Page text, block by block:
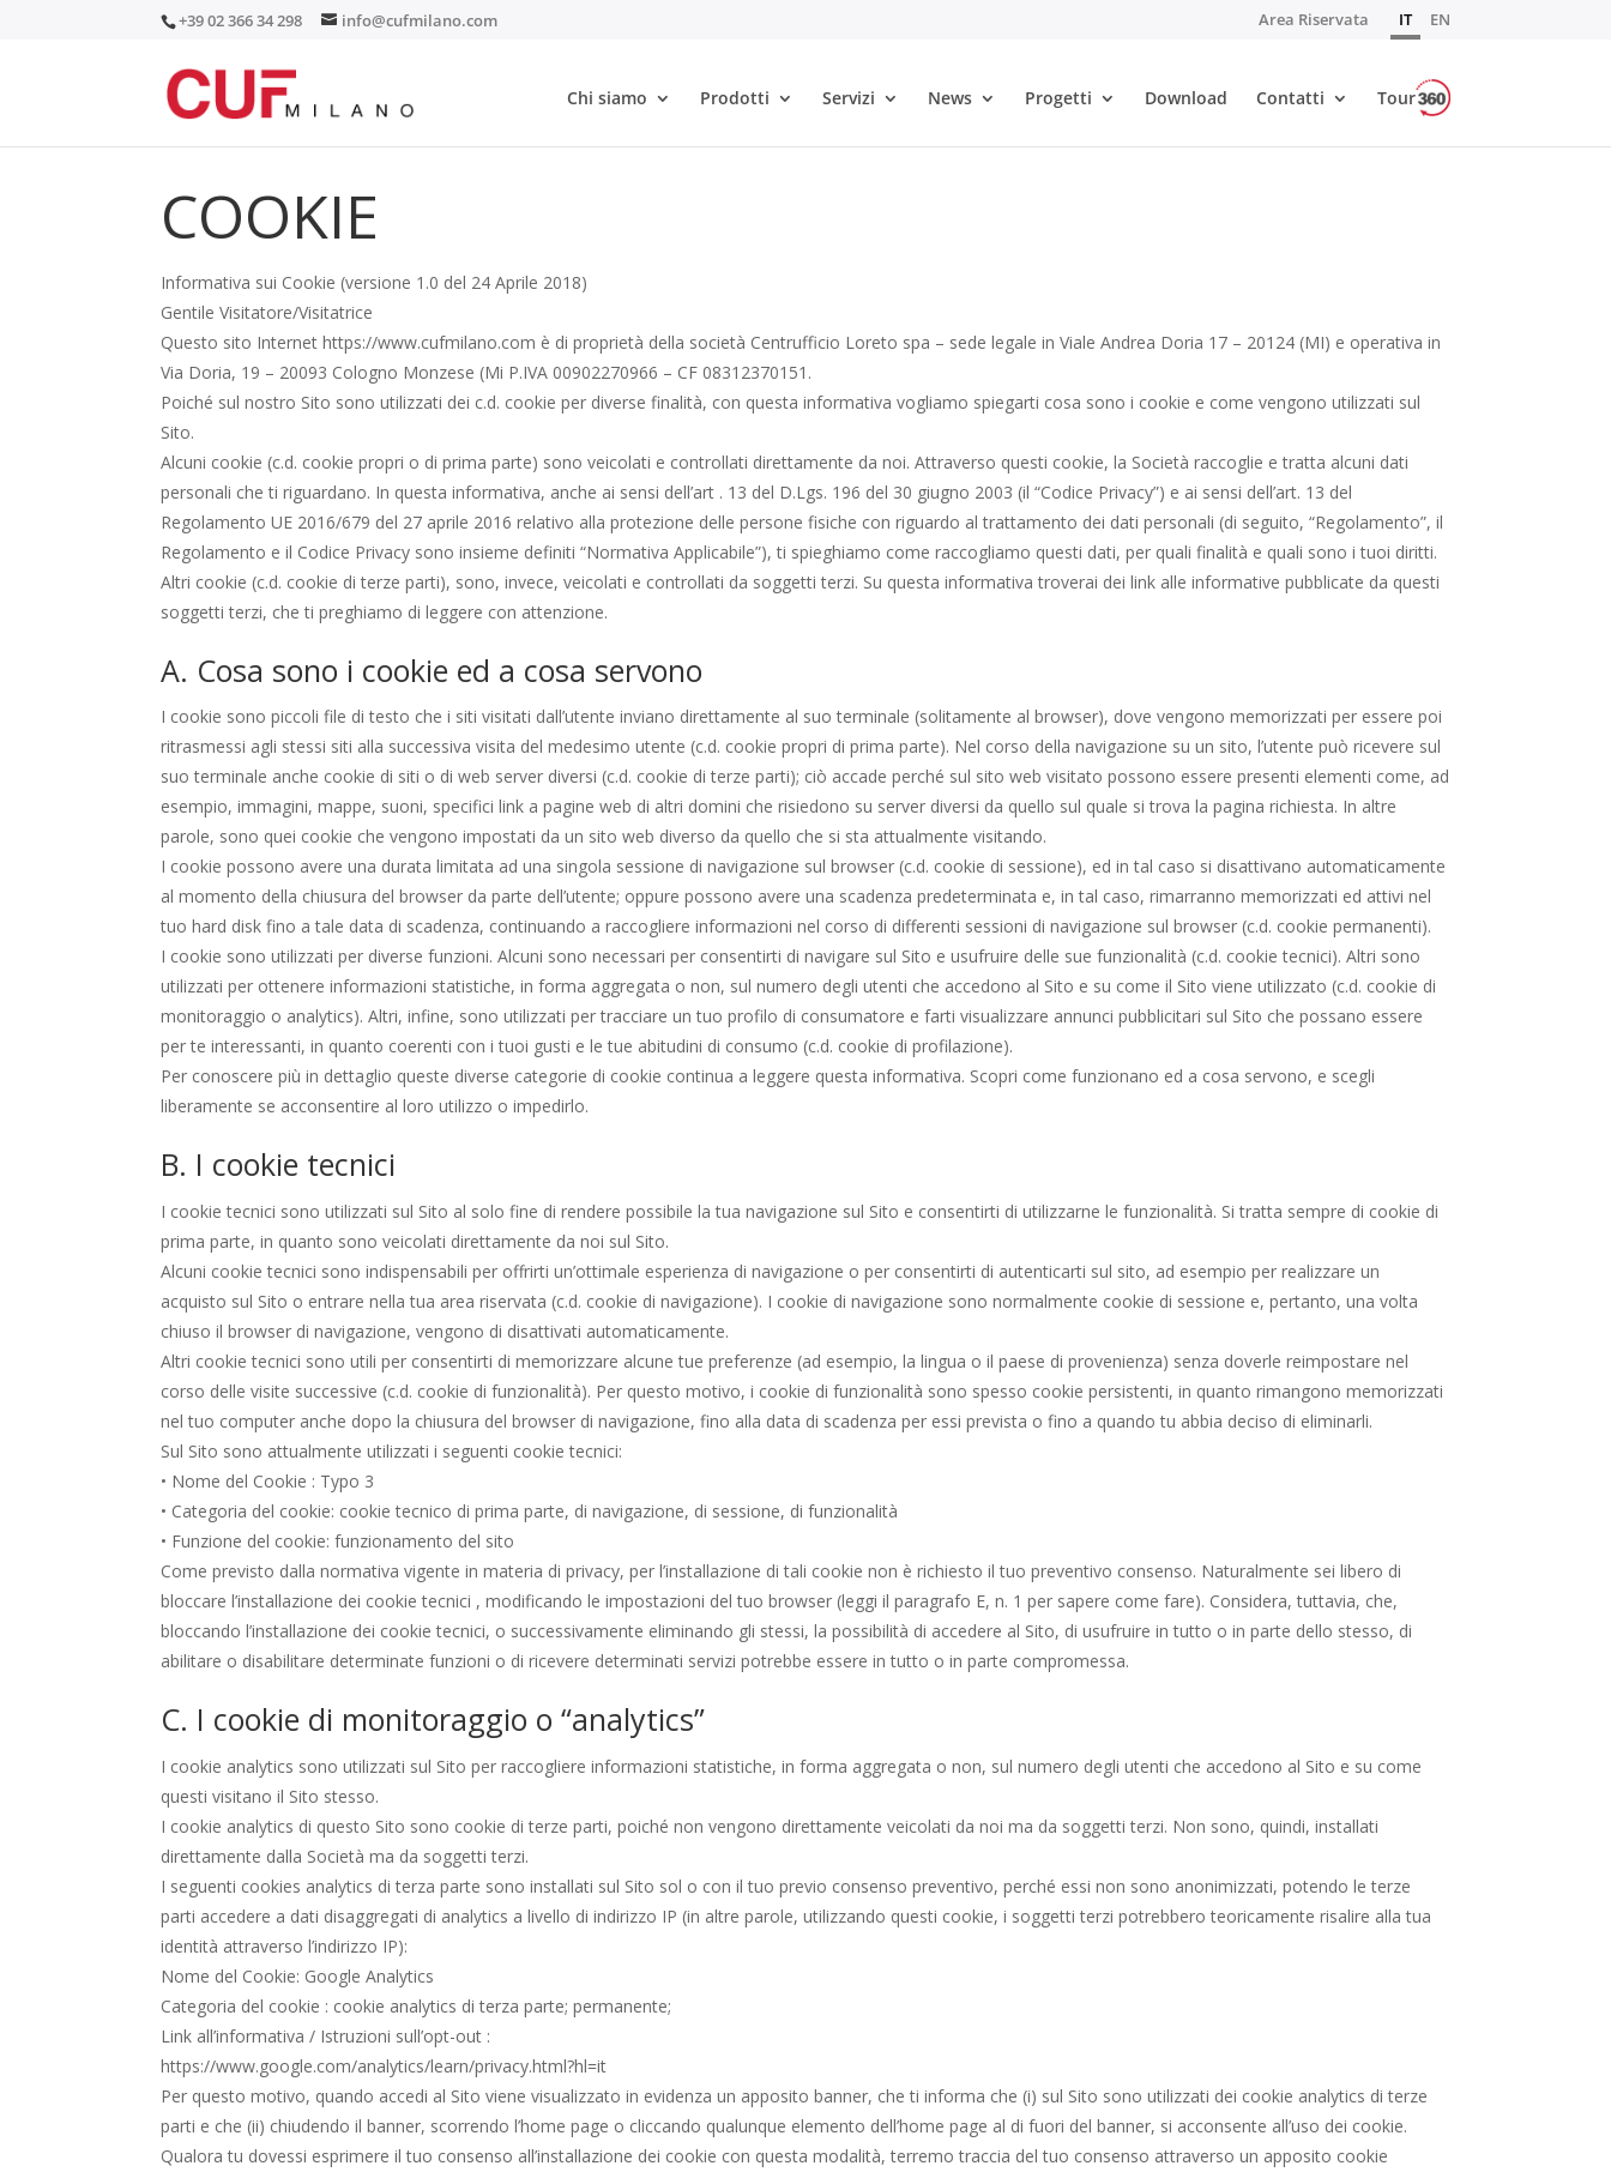
+39 02 366 34 298 info@cufmilano.com Area Riservata IT EN
Chi siamo Prodotti Servizi News Progetti Download Contatti Tour
COOKIE
Informativa sui Cookie (versione 1.0 del 24 Aprile 2018)
Gentile Visitatore/Visitatrice
Questo sito Internet https://www.cufmilano.com è di proprietà della società Centrufficio Loreto spa – sede legale in Viale Andrea Doria 17 – 20124 (MI) e operativa in
Via Doria, 19 – 20093 Cologno Monzese (Mi P.IVA 00902270966 – CF 08312370151.
Poiché sul nostro Sito sono utilizzati dei c.d. cookie per diverse finalità, con questa informativa vogliamo spiegarti cosa sono i cookie e come vengono utilizzati sul
Sito.
Alcuni cookie (c.d. cookie propri o di prima parte) sono veicolati e controllati direttamente da noi. Attraverso questi cookie, la Società raccoglie e tratta alcuni dati
personali che ti riguardano. In questa informativa, anche ai sensi dell’art . 13 del D.Lgs. 196 del 30 giugno 2003 (il “Codice Privacy”) e ai sensi dell’art. 13 del
Regolamento UE 2016/679 del 27 aprile 2016 relativo alla protezione delle persone fisiche con riguardo al trattamento dei dati personali (di seguito, “Regolamento”, il
Regolamento e il Codice Privacy sono insieme definiti “Normativa Applicabile”), ti spieghiamo come raccogliamo questi dati, per quali finalità e quali sono i tuoi diritti.
Altri cookie (c.d. cookie di terze parti), sono, invece, veicolati e controllati da soggetti terzi. Su questa informativa troverai dei link alle informative pubblicate da questi
soggetti terzi, che ti preghiamo di leggere con attenzione.
A. Cosa sono i cookie ed a cosa servono
I cookie sono piccoli file di testo che i siti visitati dall’utente inviano direttamente al suo terminale (solitamente al browser), dove vengono memorizzati per essere poi
ritrasmessi agli stessi siti alla successiva visita del medesimo utente (c.d. cookie propri di prima parte). Nel corso della navigazione su un sito, l’utente può ricevere sul
suo terminale anche cookie di siti o di web server diversi (c.d. cookie di terze parti); ciò accade perché sul sito web visitato possono esserepresenti elementi come, ad
esempio, immagini, mappe, suoni, specifici link a pagine web di altri domini che risiedono su server diversi da quello sul quale si trova la pagina richiesta. In altre
parole, sono quei cookie che vengono impostati da un sito web diverso da quello che si sta attualmente visitando.
I cookie possono avere una durata limitata ad una singola sessione di navigazione sul browser (c.d. cookie di sessione), ed in tal caso si disattivano automaticamente
al momento della chiusura del browser da parte dell’utente; oppure possono avere una scadenza predeterminata e, in tal caso, rimarranno memorizzati ed attivi nel
tuo hard disk fino a tale data di scadenza, continuando a raccogliere informazioni nel corso di differenti sessioni di navigazione sul browser (c.d. cookie permanenti).
I cookie sono utilizzati per diverse funzioni. Alcuni sono necessari per consentirti di navigare sul Sito e usufruire delle sue funzionalità (c.d. cookie tecnici). Altri sono
utilizzati per ottenere informazioni statistiche, in forma aggregata o non, sul numero degli utenti che accedono al Sito e su come il Sito viene utilizzato (c.d. cookie di
monitoraggio o analytics). Altri, infine, sono utilizzati per tracciare un tuo profilo di consumatore e farti visualizzare annunci pubblicitari sul Sito che possano essere
per te interessanti, in quanto coerenti con i tuoi gusti e le tue abitudini di consumo (c.d. cookie di profilazione).
Per conoscere più in dettaglio queste diverse categorie di cookie continua a leggere questa informativa. Scopri come funzionano ed a cosa servono, e scegli
liberamente se acconsentire al loro utilizzo o impedirlo.
B. I cookie tecnici
I cookie tecnici sono utilizzati sul Sito al solo fine di rendere possibile la tua navigazione sul Sito e consentirti di utilizzarne le funzionalità. Si tratta sempre di cookie di
prima parte, in quanto sono veicolati direttamente da noi sul Sito.
Alcuni cookie tecnici sono indispensabili per offrirti un’ottimale esperienza di navigazione o per consentirti di autenticarti sul sito, ad esempio per realizzare un
acquisto sul Sito o entrare nella tua area riservata (c.d. cookie di navigazione). I cookie di navigazione sono normalmente cookie di sessione e, pertanto, una volta
chiuso il browser di navigazione, vengono di disattivati automaticamente.
Altri cookie tecnici sono utili per consentirti di memorizzare alcune tue preferenze (ad esempio, la lingua o il paese di provenienza) senza doverle reimpostare nel
corso delle visite successive (c.d. cookie di funzionalità). Per questo motivo, i cookie di funzionalità sono spesso cookie persistenti, in quanto rimangono memorizzati
nel tuo computer anche dopo la chiusura del browser di navigazione, fino alla data di scadenza per essi prevista o fino a quando tu abbia deciso di eliminarli.
Sul Sito sono attualmente utilizzati i seguenti cookie tecnici:
• Nome del Cookie : Typo 3
• Categoria del cookie: cookie tecnico di prima parte, di navigazione, di sessione, di funzionalità
• Funzione del cookie: funzionamento del sito
Come previsto dalla normativa vigente in materia di privacy, per l’installazione di tali cookie non è richiesto il tuo preventivo consenso. Naturalmente sei libero di
bloccare l’installazione dei cookie tecnici , modificando le impostazioni del tuo browser (leggi il paragrafo E, n. 1 per sapere come fare). Considera, tuttavia, che,
bloccando l’installazione dei cookie tecnici, o successivamente eliminando gli stessi, la possibilità di accedere al Sito, di usufruire in tutto o in parte dello stesso, di
abilitare o disabilitare determinate funzioni o di ricevere determinati servizi potrebbe essere in tutto o in parte compromessa.
C. I cookie di monitoraggio o “analytics”
I cookie analytics sono utilizzati sul Sito per raccogliere informazioni statistiche, in forma aggregata o non, sul numero degli utenti che accedono al Sito e su come
questi visitano il Sito stesso.
I cookie analytics di questo Sito sono cookie di terze parti, poiché non vengono direttamente veicolati da noi ma da soggetti terzi. Non sono, quindi, installati
direttamente dalla Società ma da soggetti terzi.
I seguenti cookies analytics di terza parte sono installati sul Sito sol o con il tuo previo consenso preventivo, perché essi non sono anonimizzati, potendo le terze
parti accedere a dati disaggregati di analytics a livello di indirizzo IP (in altre parole, utilizzando questi cookie, i soggetti terzi potrebbero teoricamente risalire alla tua
identità attraverso l’indirizzo IP):
Nome del Cookie: Google Analytics
Categoria del cookie : cookie analytics di terza parte; permanente;
Link all’informativa / Istruzioni sull’opt-out :
https://www.google.com/analytics/learn/privacy.html?hl=it
Per questo motivo, quando accedi al Sito viene visualizzato in evidenza un apposito banner, che ti informa che (i) sul Sito sono utilizzati dei cookie analytics di terze
parti e che (ii) chiudendo il banner, scorrendo l’home page o cliccando qualunque elemento dell’home page al di fuori del banner, si acconsente all’uso dei cookie.
Qualora tu dovessi esprimere il tuo consenso all’installazione dei cookie con questa modalità, terremo traccia del tuo consenso attraverso un apposito cookie